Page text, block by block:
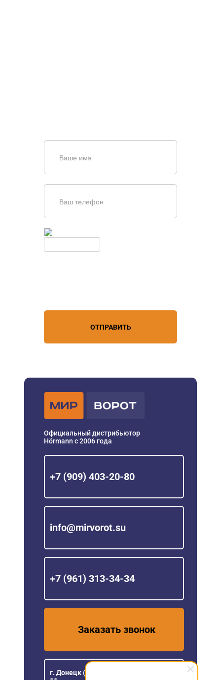
ОТПРАВИТЬ
Официальный дистрибьютор
Hörmann с 2006 года
+7 (909) 403-20-80
info@mirvorot.su
+7 (961) 313-34-34
Заказать звонок
г. Донецк (ДНР), ул Розы Люксембург,